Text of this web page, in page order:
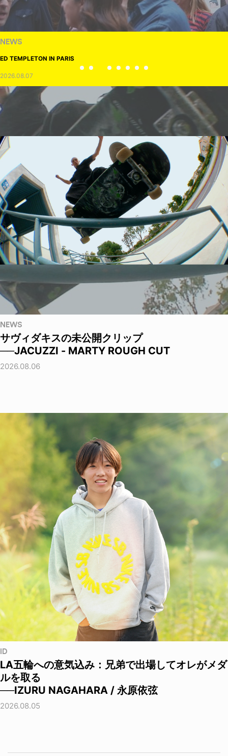
NEWS
ED TEMPLETON IN PARIS
2026.08.07
NEWS
サヴィダキスの未公開クリップ
──JACUZZI - MARTY ROUGH CUT
2026.08.06
ID
LA五輪への意気込み：兄弟で出場してオレがメダ
ルを取る
──IZURU NAGAHARA / 永原依弦
2026.08.05